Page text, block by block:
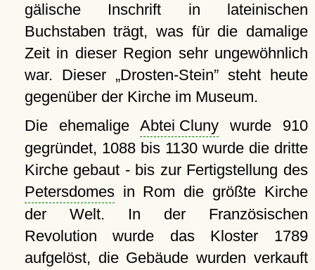
gälische Inschrift in lateinischen
Buchstaben trägt, was für die damalige
Zeit in dieser Region sehr ungewöhnlich
war. Dieser
Drosten-Stein steht heute
gegenüber der Kirche im Museum.
Die ehemaligeAbtei Cluny wurde 910
gegründet, 1088 bis 1130 wurde die dritte
Kirche gebaut - bis zur Fertigstellung des
Petersdomesin Rom die größte Kirche
der Welt. In der Französischen
Revolution wurde das Kloster 1789
aufgelöst, die Gebäude wurden verkauft